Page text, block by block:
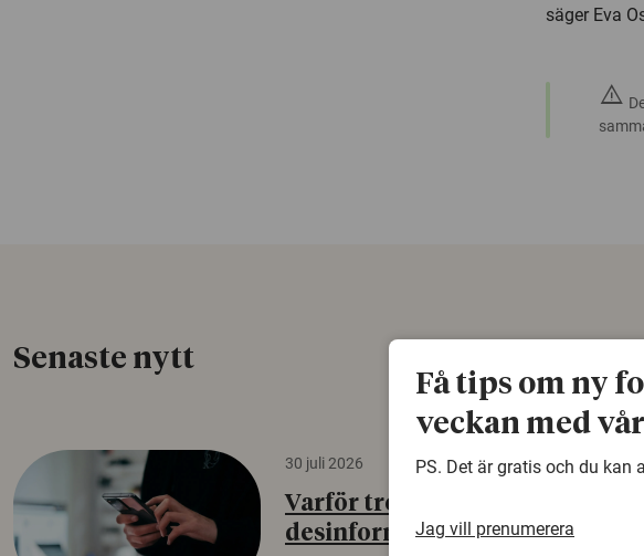
säger Eva
warning
Senaste nytt
30 juli 2026
Varför tror vissa på rysk
desinformation?
Få tips om ny
veckan med
PS. Det är gratis och du kan
Jag vill prenumerera